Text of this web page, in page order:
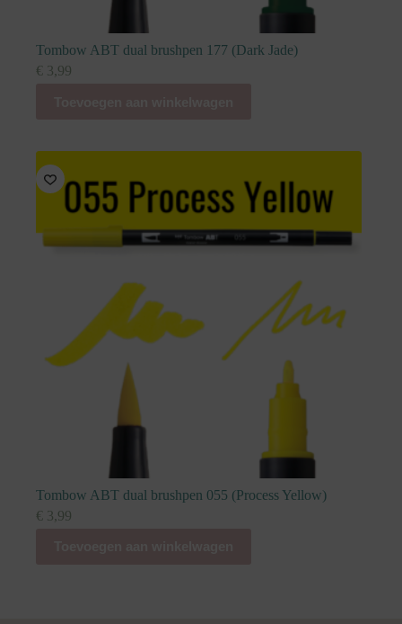
Tombow ABT dual brushpen 177 (Dark Jade)
€ 3,99
Tombow ABT dual brushpen 055 (Process Yellow)
€ 3,99